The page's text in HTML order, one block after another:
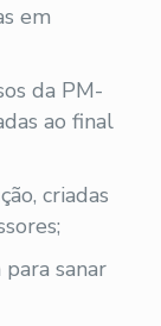
em
da PM-
ao final
criadas
sanar